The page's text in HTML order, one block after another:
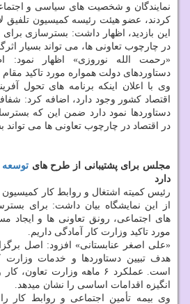
نمایندگان و شخصیت های سیاسی و
این بازدید، اظهار داشت: بسترسازی
در چارچوب تعاونی ها، می تواند بسیار
«رحمت الله نوروزی» اظهار نمود:
دستاوردهای دولت همواره مورد تاکید
وی با اعلان اینکه برنامه های تحول
اقتصاد کشور وجود دارد، اضافه کرد:
دستاوردها نمود دارد ضمن این که
در اقتصاد در چارچوب تعاونی ها می تواند
مجلس برای پشتیبانی از طرح هایتوسعه
دارد
رئیس کمیته اشتغال و روابط کار
از این نمایشگاه بیان داشت: برای
های اجتماعی، رونق تعاونی ها و ایجاد
مورد تاکید وزارت کار آمادگی داریم.
«علی اصغر عنابستانی» افزود: اصل
هدف تبیین دستاوردها و خدمات وزارت
است. عملکرد ۶ ماهه وزارت
انگیزه اقدامات اساسی را نشان میدهد.
وی بیمه تأمین اجتماعی و روابط کار